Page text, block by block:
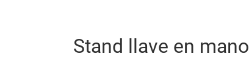
Stand llave en mano